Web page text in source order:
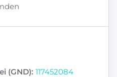
(GND): 117452084